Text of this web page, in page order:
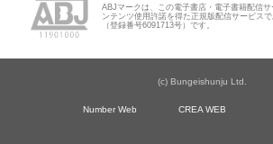
ABJマークは、この電子書店・電子書籍配信
ンテンツ使用許諾を得た正規版配信サービス
（登録番号6091713号）です。
(c) Bungeishunju Ltd.
Number Web CREA WEB